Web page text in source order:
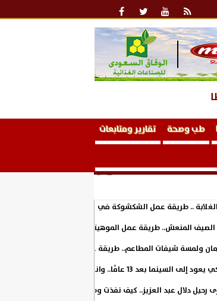
طب وصحة تقارير ومتابعات
.. طريقة عمل الشكشوكة في المنزل
المنعش.. طريقة عمل الموهيتو بالفراولة في المنزل بطعم
ولمسة شيفات المطاعم.. طريقة عمل الكوسة بالبشاميل في
السينما بعد 13 عامًا.. وانطلاق تصوير «فرصة سعيدة»
رحيل دلال عبد العزيز.. كيف نفذت وصية والدتها على مدار